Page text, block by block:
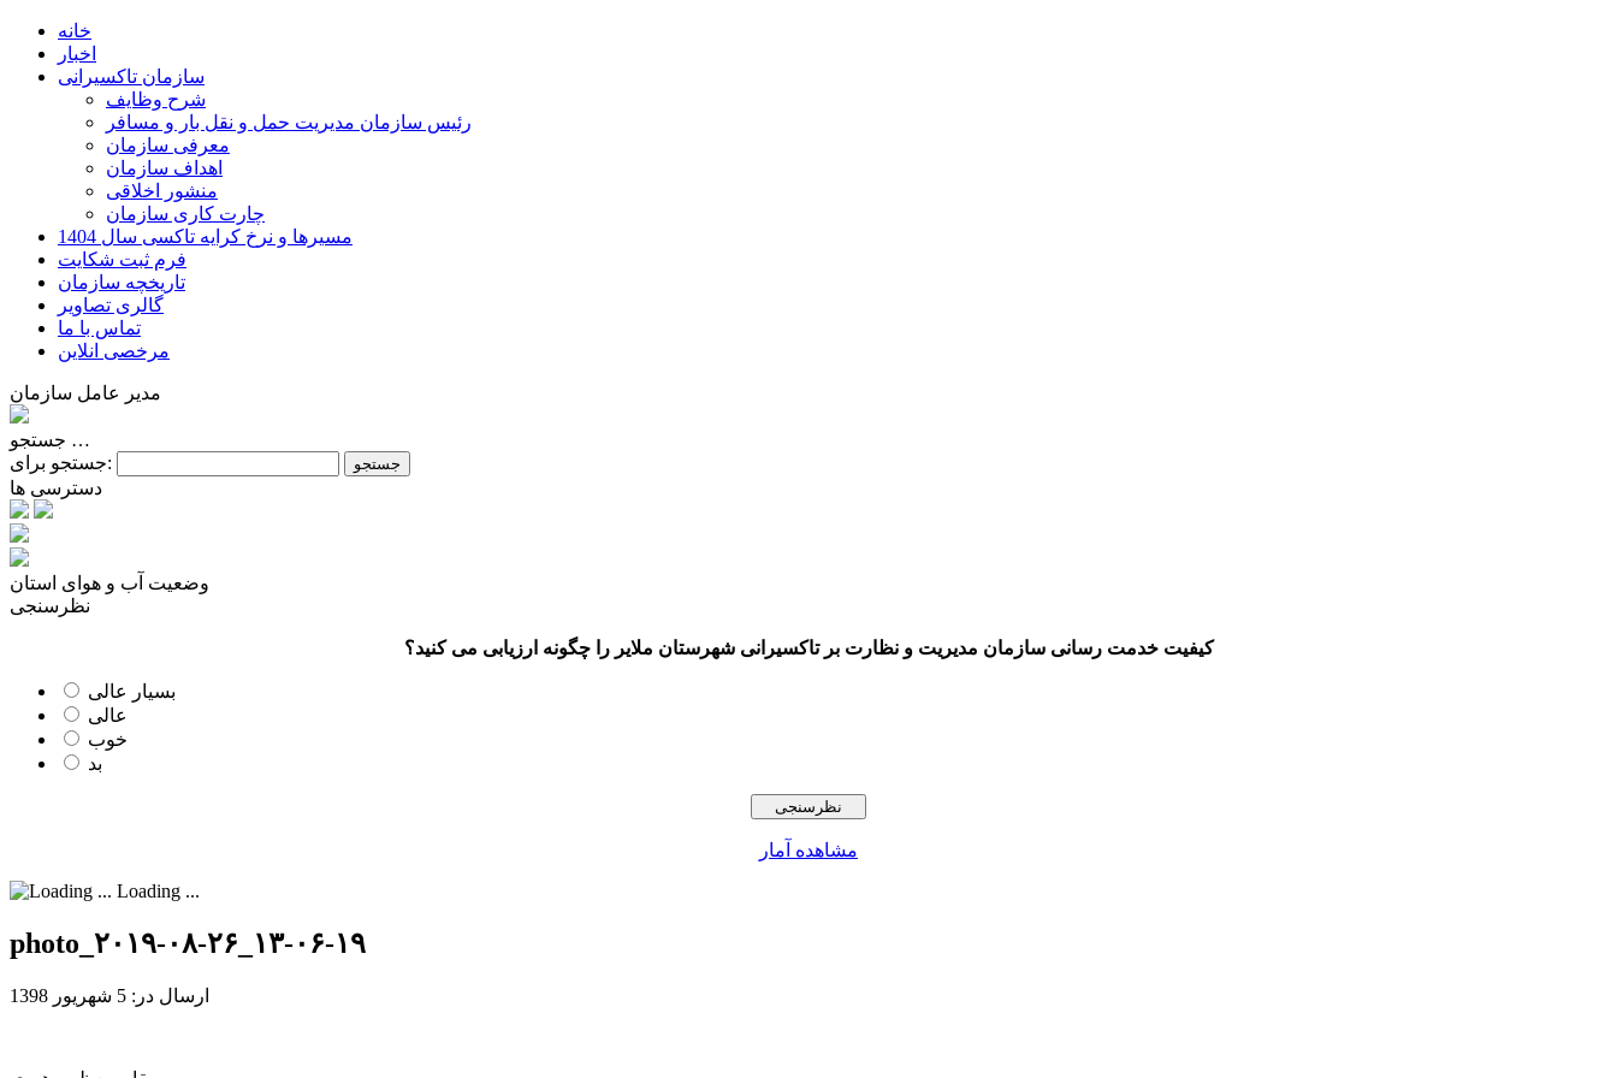
خانه
اخبار
سازمان تاکسیرانی
شرح وظایف
رئیس سازمان مديريت حمل و نقل بار و مسافر
معرفی سازمان
اهداف سازمان
منشور اخلاقی
چارت کاری سازمان
مسیرها و نرخ کرایه تاکسی سال 1404
فرم ثبت شکایت
تاریخچه سازمان
گالری تصاویر
تماس با ما
مرخصی انلاین
مدیر عامل سازمان
جستجو …
جستجو برای:
دسترسی ها
وضعیت آب و هوای استان
نظرسنجی
کیفیت خدمت رسانی سازمان مدیریت و نظارت بر تاکسیرانی شهرستان ملایر را چگونه ارزیابی می کنید؟
بسیار عالی
عالی
خوب
بد
مشاهده آمار
Loading ...
photo_۲۰۱۹-۰۸-۲۶_۱۳-۰۶-۱۹
ارسال در: 5 شهریور 1398